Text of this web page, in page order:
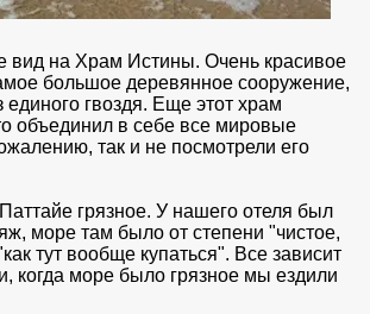
вид на Храм Истины. Очень красивое
большое деревянное сооружение,
единого гвоздя. Еще этот храм
объединил в себе все мировые
так и не посмотрели его
грязное. У нашего отеля был
море там было от степени "чистое,
тут вообще купаться". Все зависит
когда море было грязное мы ездили